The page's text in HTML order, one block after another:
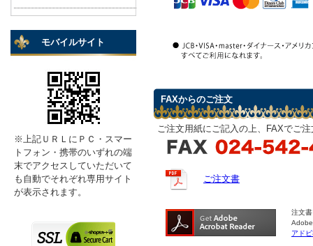
FAXからのご注文
ご注文用紙にご記入の上、FAXでご
ご注文書
注文
アド
モバイルサイト
※上記ＵＲＬにＰＣ・スマー
トフォン・携帯のいずれの端
末でアクセスしていただいて
も自動でそれぞれ専用サイト
が表示されます。